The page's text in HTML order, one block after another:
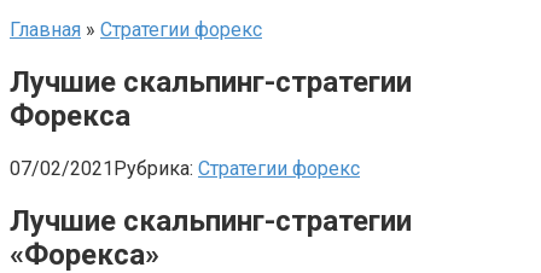
Главная » Стратегии форекс
Лучшие скальпинг-стратегии
Форекса
07/02/2021Рубрика: Стратегии форекс
Лучшие скальпинг-стратегии
«Форекса»